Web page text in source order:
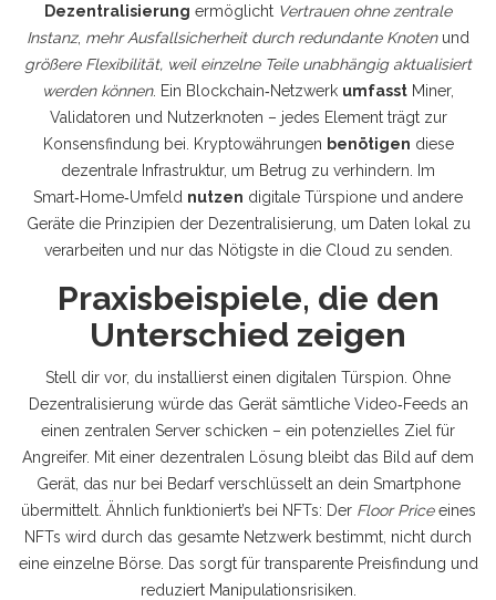
Dezentralisierung ermöglicht Vertrauen ohne zentrale
Instanz, mehr Ausfallsicherheit durch redundante Knotenund
größere Flexibilität, weil einzelne Teile unabhängig aktualisiert
werden können. Ein Blockchain‑Netzwerk umfasst Miner,
Validatoren und Nutzerknoten – jedes Element trägt zur
Konsensfindung bei. Kryptowährungen benötigen diese
dezentrale Infrastruktur, um Betrug zu verhindern. Im
Smart‑Home‑Umfeld nutzen digitale Türspione und andere
Geräte die Prinzipien der Dezentralisierung, um Daten lokal zu
verarbeiten und nur das Nötigste in die Cloud zu senden.
Praxisbeispiele, die den
Unterschied zeigen
Stell dir vor, du installierst einen digitalen Türspion. Ohne
Dezentralisierung würde das Gerät sämtliche Video‑Feeds an
einen zentralen Server schicken – ein potenzielles Ziel für
Angreifer. Mit einer dezentralen Lösung bleibt das Bild auf dem
Gerät, das nur bei Bedarf verschlüsselt an dein Smartphone
übermittelt. Ähnlich funktioniert’s bei NFTs: Der Floor Priceeines
NFTs wird durch das gesamte Netzwerk bestimmt, nicht durch
eine einzelne Börse. Das sorgt für transparente Preisfindung und
reduziert Manipulationsrisiken.